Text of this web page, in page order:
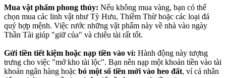
Mua vật phẩm phong thủy: Nếu không mua vàng, bạn có thể
chọn mua các linh vật như Tỳ Hưu, Thiềm Thừ hoặc các loại đá
quý hợp mệnh. Việc rước những vật phẩm này về nhà vào ngày
Thần Tài giúp "giữ của" và chiêu tài rất tốt.
Gửi tiền tiết kiệm hoặc nạp tiền vào ví: Hành động này tượng
trưng cho việc "mở kho tài lộc". Bạn nên nạp một khoản tiền vào tài
khoản ngân hàng hoặc bỏ một số tiền mới vào heo đất, ví cá nhân